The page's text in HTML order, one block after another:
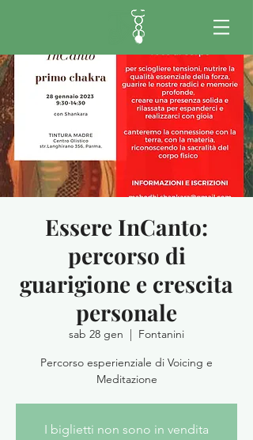
Essere InCanto:
percorso di
guarigione e crescita
personale
sab 28 gen
  |
Fontanini
Percorso esperienziale di Voicing e
Meditazione
I biglietti non sono in vendita